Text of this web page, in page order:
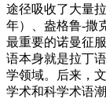
途径吸收了大量
年）、盎格鲁-撒
最重要的诺曼征
语本身就是拉丁
学领域。后来，
学术和科学术语潮